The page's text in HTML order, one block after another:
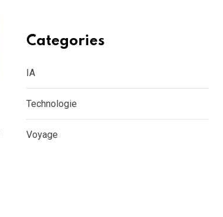
Categories
IA
Technologie
Voyage